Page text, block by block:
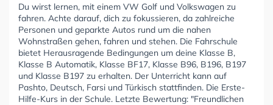
Du wirst lernen, mit einem VW Golf und Volkswagen zu
fahren. Achte darauf, dich zu fokussieren, da zahlreiche
Personen und geparkte Autos rund um die nahen
Wohnstraßen gehen, fahren und stehen. Die Fahrschule
bietet Herausragende Bedingungen um deine Klasse B,
Klasse B Automatik, Klasse BF17, Klasse B96, B196, B197
und Klasse B197 zu erhalten. Der Unterricht kann auf
Pashto, Deutsch, Farsi und Türkisch stattfinden. Die Erste-
Hilfe-Kurs in der Schule. Letzte Bewertung: "Freundlichen